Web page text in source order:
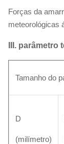
Forças da
meteorológicas
III. parâmetro
Tamanho do
D
(milímetro)